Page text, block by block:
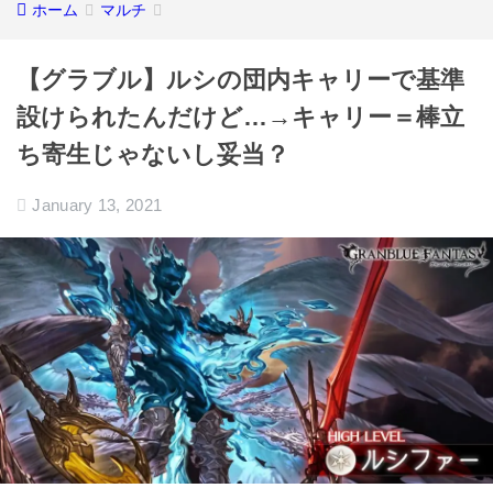
ホーム マルチ
【グラブル】ルシの団内キャリーで基準
設けられたんだけど…→キャリー＝棒立
ち寄生じゃないし妥当？
January 13, 2021